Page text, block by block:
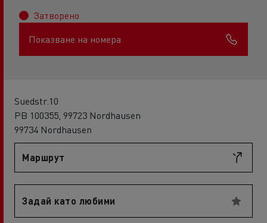
Затворено
Показване на номера
Suedstr.10
PB 100355, 99723 Nordhausen
99734 Nordhausen
Маршрут
Задай като любими